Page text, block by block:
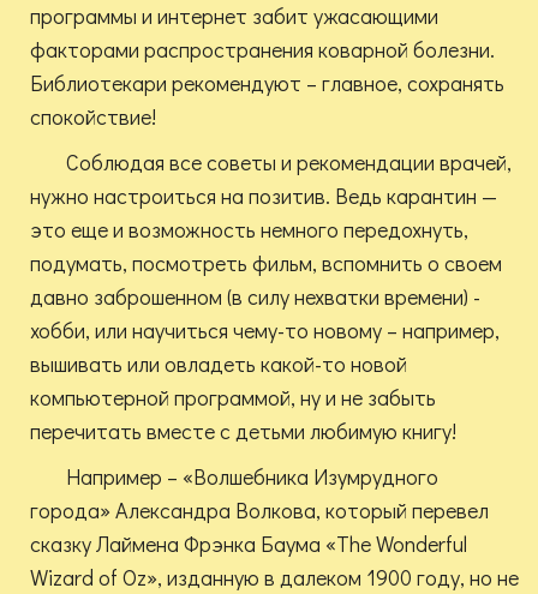
программы и интернет забит ужасающими
факторами распространения коварной болезни.
Библиотекари рекомендуют – главное, сохранять
спокойствие!
Соблюдая все советы и рекомендации врачей,
нужно настроиться на позитив. Ведь карантин —
это еще и возможность немного передохнуть,
подумать, посмотреть фильм, вспомнить о своем
давно заброшенном (в силу нехватки времени) -
хобби, или научиться чему-то новому – например,
вышивать или овладеть какой-то новой
компьютерной программой, ну и не забыть
перечитать вместе с детьми любимую книгу!
Например – «Волшебника Изумрудного
города» Александра Волкова, который перевел
сказку Лаймена Фрэнка Баума «The Wonderful
Wizard of Oz», изданную в далеком 1900 году, но не